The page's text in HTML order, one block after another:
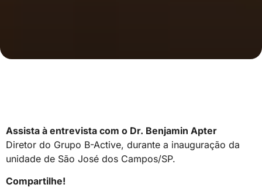
Assista à entrevista com o Dr. Benjamin Apter
Diretor do Grupo B-Active, durante a inauguração da
unidade de São José dos Campos/SP.
Compartilhe!